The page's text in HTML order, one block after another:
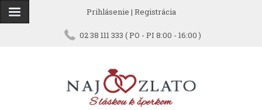
Prihlásenie | Registrácia
02 38 111 333 ( PO - PI 8:00 - 16:00 )